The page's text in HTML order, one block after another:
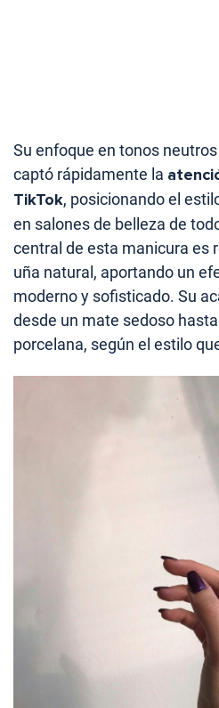
Su enfoque en tonos
captó rápidamente la
TikTok, posicionando el
en salones de belleza de
central de esta manicura es
uña natural, aportando un
moderno y sofisticado. Su
desde un mate sedoso
porcelana, según el estilo